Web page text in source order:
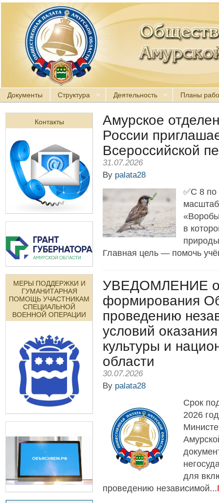
Документы Структура Деятельность Планы
Контакты
МЕРЫ ПОДДЕРЖКИ И
ГУМАНИТАРНАЯ
ПОМОЩЬ УЧАСТНИКАМ
СПЕЦИАЛЬНОЙ
ВОЕННОЙ ОПЕРАЦИИ
Амурское
России
Всероссийской
31.07.2026
By palata28
✅С 8 по
в
Главная цель — помочь
УВЕДОМЛЕНИЕ о
формирования
проведению
условий
культуры и
области
30.07.2026
By palata28
Срок
2026
для
проведению независимой...